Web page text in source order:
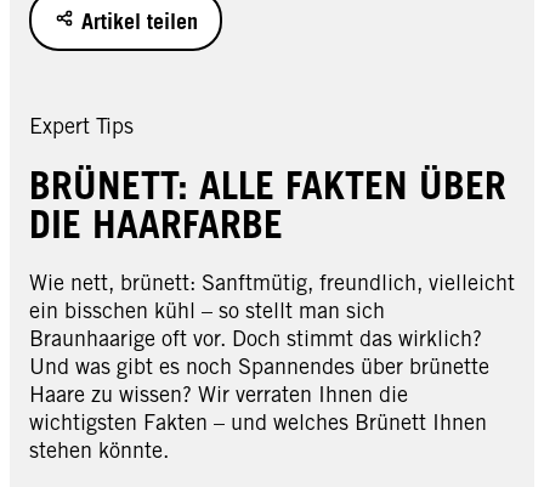
Artikel teilen
Expert Tips
BRÜNETT: ALLE FAKTEN ÜBER
DIE HAARFARBE
Wie nett, brünett: Sanftmütig, freundlich, vielleicht
ein bisschen kühl – so stellt man sich
Braunhaarige oft vor. Doch stimmt das wirklich?
Und was gibt es noch Spannendes über brünette
Haare zu wissen? Wir verraten Ihnen die
wichtigsten Fakten – und welches Brünett Ihnen
stehen könnte.